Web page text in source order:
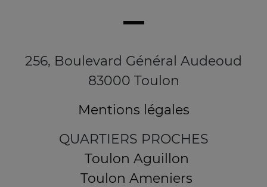
256, Boulevard Général Audeoud
83000 Toulon
Mentions légales
QUARTIERS PROCHES
Toulon Aguillon
Toulon Ameniers